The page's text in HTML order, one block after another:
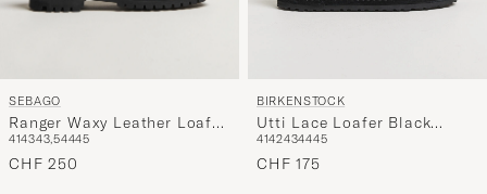
SEBAGO
Ranger Waxy Leather Loafer
Total Black
414343,54445
CHF 250
BIRKENSTOCK
Utti Lace Loafer Black
Suede
4142434445
CHF 175